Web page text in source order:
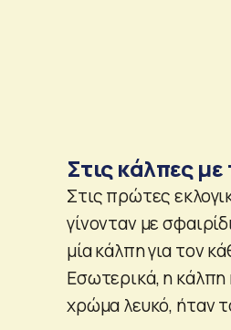
Στις κάλπες
Στις πρώτες
γίνονταν με
μία κάλπη για τον
Εσωτερικά, η κάλπη
χρώμα λευκό, ήταν